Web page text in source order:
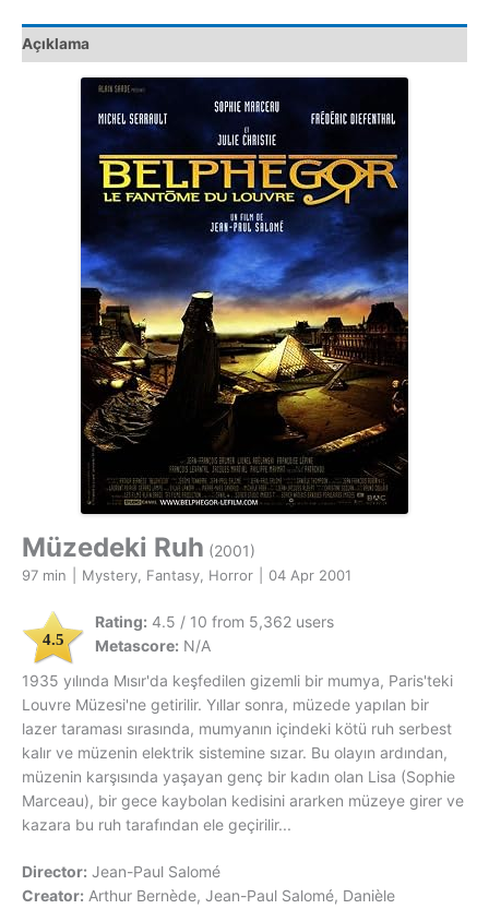
Açıklama
Müzedeki Ruh (2001)
97 min Mystery, Fantasy, Horror 04 Apr 2001
4.5
Rating: 4.5 / 10 from 5,362 users
Metascore: N/A
1935 yılında Mısır'da keşfedilen gizemli bir mumya, Paris'teki
Louvre Müzesi'ne getirilir. Yıllar sonra, müzede yapılan bir
lazer taraması sırasında, mumyanın içindeki kötü ruh serbest
kalır ve müzenin elektrik sistemine sızar. Bu olayın ardından,
müzenin karşısında yaşayan genç bir kadın olan Lisa (Sophie
Marceau), bir gece kaybolan kedisini ararken müzeye girer ve
kazara bu ruh tarafından ele geçirilir...
Director: Jean-Paul Salomé
Creator: Arthur Bernède, Jean-Paul Salomé, Danièle